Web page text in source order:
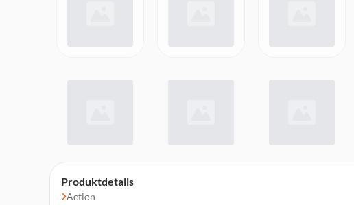
Produktdetails
Action